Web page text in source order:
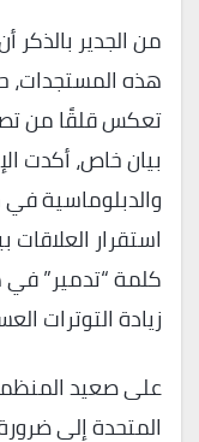
من الجدير بالذكر
هذه المستجدات،
تعكس قلقًا من
بيان خاص، أكدت
والدبلوماسية في
استقرار
كلمة “تدمير”
زيادة التوترات
على صعيد
المتحدة إلى